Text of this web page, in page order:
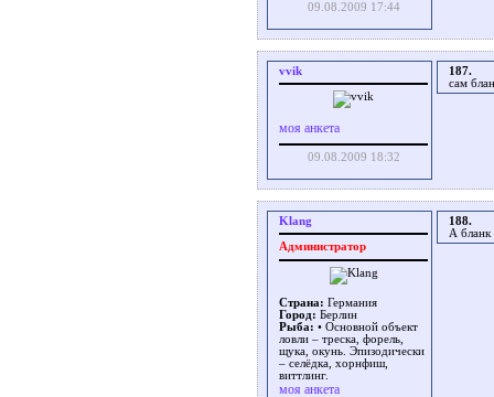
09.08.2009 17:44
vvik
моя анкета
09.08.2009 18:32
187.
сам
Klang
Администратор
Страна: Германия
Город: Берлин
Рыба: • Основной объект
ловли – треска, форель,
щука, окунь. Эпизодически
– селёдка, хорнфиш,
виттлинг.
моя анкета
188.
А бланк